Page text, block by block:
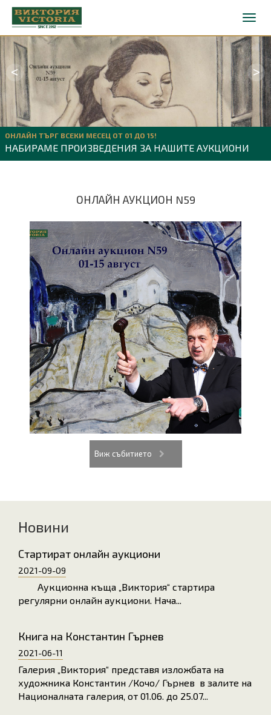
< >
ОНЛАЙН ТЪРГ ВСЕКИ МЕСЕЦ ОТ 01 ДО 15!
НАБИРАМЕ ПРОИЗВЕДЕНИЯ ЗА НАШИТЕ АУКЦИОНИ
ОНЛАЙН АУКЦИОН N59
Виж събитието
Новини
Стартират онлайн аукциони
2021-09-09
Аукционна къща „Виктория“ стартира
регулярни онлайн аукциони. Нача...
Книга на Константин Гърнев
2021-06-11
Галерия „Виктория“ представя изложбата на
художника Константин /Кочо/ Гърнев в залите на
Националната галерия, от 01.06. до 25.07...